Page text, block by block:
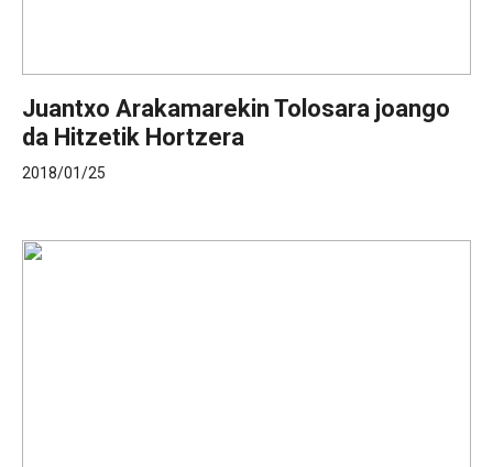
Juantxo Arakamarekin Tolosara joango
da Hitzetik Hortzera
2018/01/25